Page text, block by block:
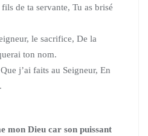
de ta servante, Tu as brisé
le sacrifice, De la
ton nom.
j’ai faits au Seigneur, En
mon Dieu car son puissant